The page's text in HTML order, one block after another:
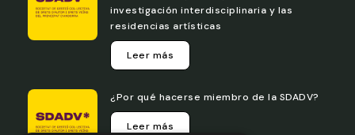
investigación interdisciplinaria y las
residencias artísticas
Leer más
¿Por qué hacerse miembro de la SDADV?
Leer más